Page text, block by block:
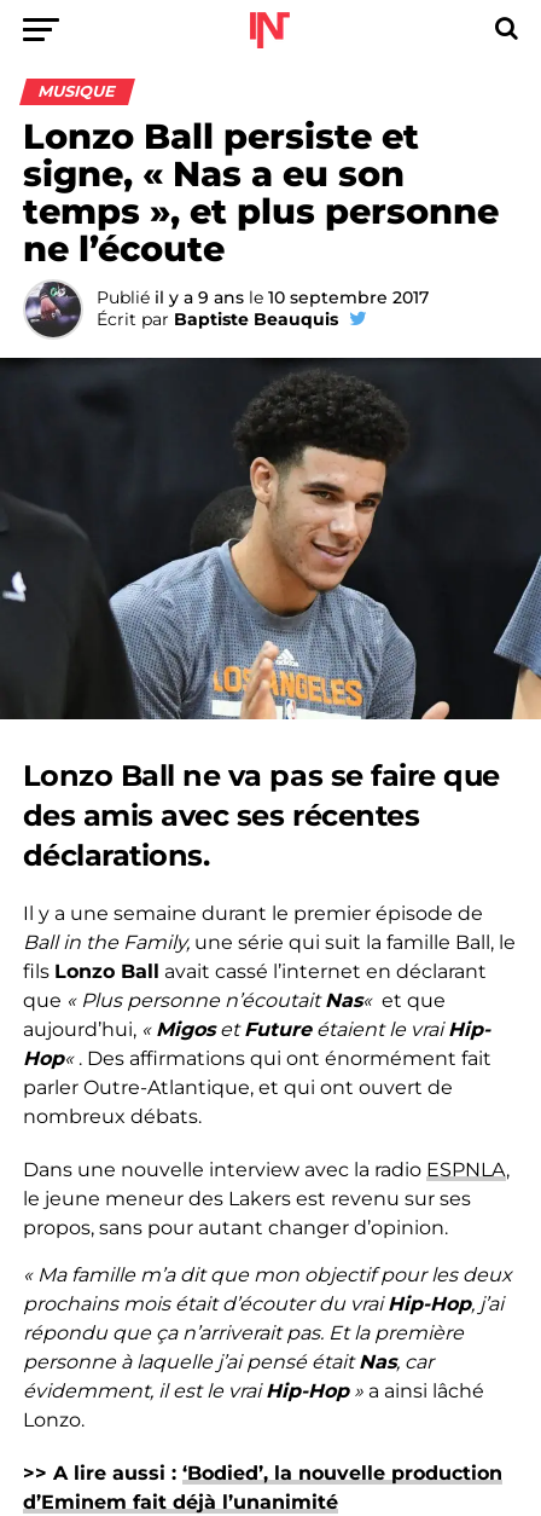
MUSIQUE
Lonzo Ball persiste et
signe, « Nas a eu son
temps », et plus personne
ne l’écoute
Publié il y a 9 ans le 10 septembre 2017
Écrit par Baptiste Beauquis
Lonzo Ball ne va pas se faire que
des amis avec ses récentes
déclarations.
Il y a une semaine durant le premier épisode de
Ball in the Family, une série qui suit la famille Ball, le
fils Lonzo Ball avait cassé l’internet en déclarant
que « Plus personne n’écoutaitNas« et que
aujourd’hui, « MigosetFutureétaient le vraiHip-
Hop« . Des affirmations qui ont énormément fait
parler Outre-Atlantique, et qui ont ouvert de
nombreux débats.
Dans une nouvelle interview avec la radio ESPNLA,
le jeune meneur des Lakers est revenu sur ses
propos, sans pour autant changer d’opinion.
« Ma famille m’a dit que mon objectif pour les deux
prochains mois était d’écouter du vraiHip-Hop, j’ai
répondu que ça n’arriverait pas. Et la première
personne à laquelle j’ai pensé étaitNas, car
évidemment, il est le vraiHip-Hop» a ainsi lâché
Lonzo.
>> A lire aussi : ‘Bodied’, la nouvelle production
d’Eminem fait déjà l’unanimité